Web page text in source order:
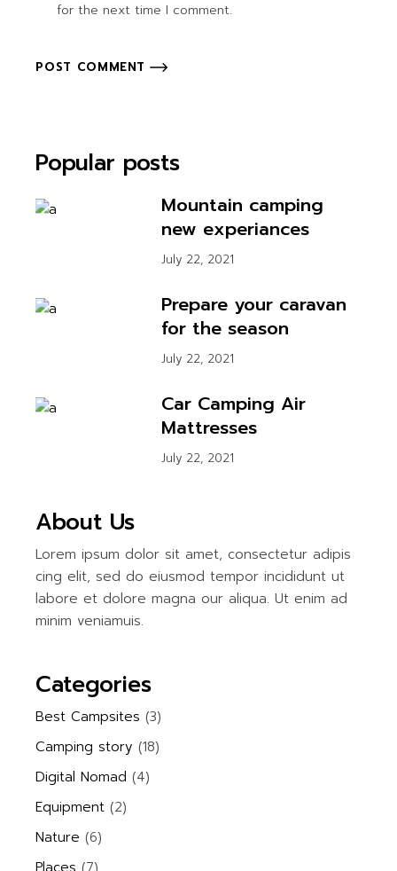
for the next time I comment.
POST COMMENT
Popular posts
Mountain camping
new experiances
July 22, 2021
Prepare your caravan
for the season
July 22, 2021
Car Camping Air
Mattresses
July 22, 2021
About Us
Lorem ipsum dolor sit amet, consectetur adipis
cing elit, sed do eiusmod tempor incididunt ut
labore et dolore magna our aliqua. Ut enim ad
minim veniamuis.
Categories
Best Campsites (3)
Camping story (18)
Digital Nomad (4)
Equipment (2)
Nature (6)